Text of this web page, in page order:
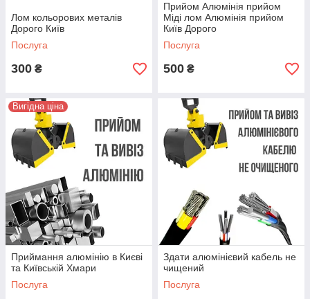
Лом кольорових металів
Дорого Київ
Послуга
300 ₴
Прийом Алюмінія прийом
Міді лом Алюмінія прийом
Київ Дорого
Послуга
500 ₴
Вигідна ціна
Приймання алюмінію в Києві
та Київській Хмари
Послуга
Здати алюмінієвий кабель не
чищений
Послуга